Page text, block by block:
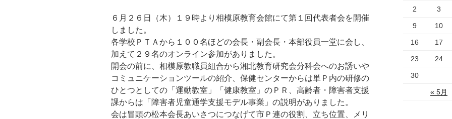
６月２６日（木）１９時より相模原教育会館にて第１回代表者会を開催
しました。
各学校ＰＴＡから１００名ほどの会長・副会長・本部役員一堂に会し、
加えて２９名のオンライン参加がありました。
開会の前に、相模原教職員組合から湘北教育研究会分科会へのお誘いや
コミュニケーションツールの紹介、保健センターからは単Ｐ内の研修の
ひとつとしての「運動教室」「健康教室」のＰＲ、高齢者・障害者支援
課からは「障害者児童通学支援モデル事業」の説明がありました。
会は冒頭の松本会長あいさつにつなげて市Ｐ連の役割、立ち位置、メリ
« 5月
2 3
9 10
16 17
23 24
30